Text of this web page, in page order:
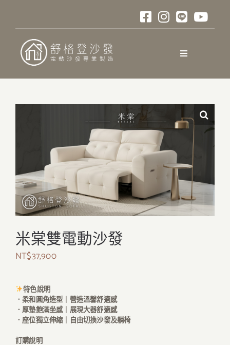
Toggle
關於舒格登
電動沙發
實裝案例
口碑與評測
米棠雙電動沙發
NT$37,900
．柔和圓角造型｜營造溫馨舒適感
．厚墊飽滿坐感｜展現大器舒適感
．座位獨立伸縮｜自由切換沙發及躺椅
訂購說明